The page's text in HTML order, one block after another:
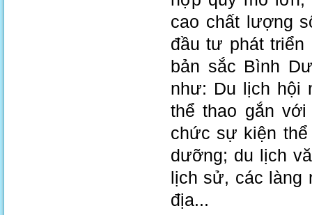
cao chất lượng
đầu tư phát triển
bản sắc Bình
như: Du lịch hội
thể thao gắn
chức sự kiện thể
dưỡng; du lịch
lịch sử, các làng
địa...